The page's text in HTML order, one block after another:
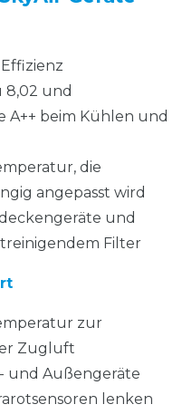
8,02 und
A++ beim Kühlen und
die
angepasst wird
und
Filter
zur
Zugluft
und Außengeräte
lenken